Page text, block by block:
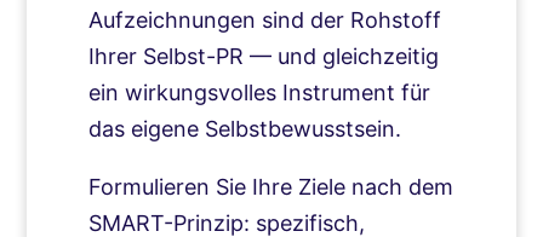
Aufzeichnungen sind der Rohstoff
Ihrer Selbst-PR — und gleichzeitig
ein wirkungsvolles Instrument für
das eigene Selbstbewusstsein.
Formulieren Sie Ihre Ziele nach dem
SMART-Prinzip: spezifisch,